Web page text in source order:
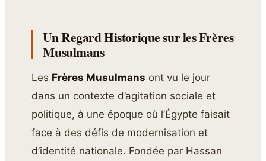
Un Regard Historique sur les Frères
Musulmans
Les Frères Musulmans ont vu le jour
dans un contexte d’agitation sociale et
politique, à une époque où l’Égypte faisait
face à des défis de modernisation et
d’identité nationale. Fondée par Hassan